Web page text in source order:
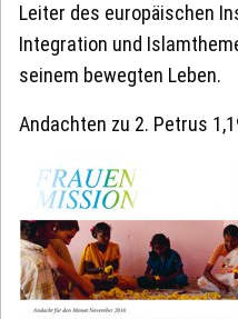
Leiter des europäischen
Integration und
seinem bewegten Leben.
Andachten zu 2. Petrus